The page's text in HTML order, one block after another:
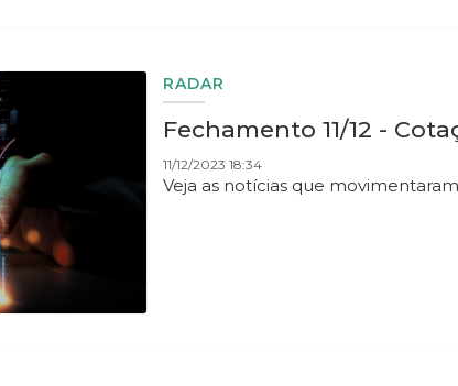
RADAR
Fechamento 11/12 -
11/12/2023 18:34
Veja as notícias que